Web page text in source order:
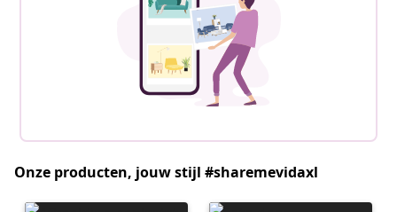
Onze producten, jouw stijl #sharemevidaxl